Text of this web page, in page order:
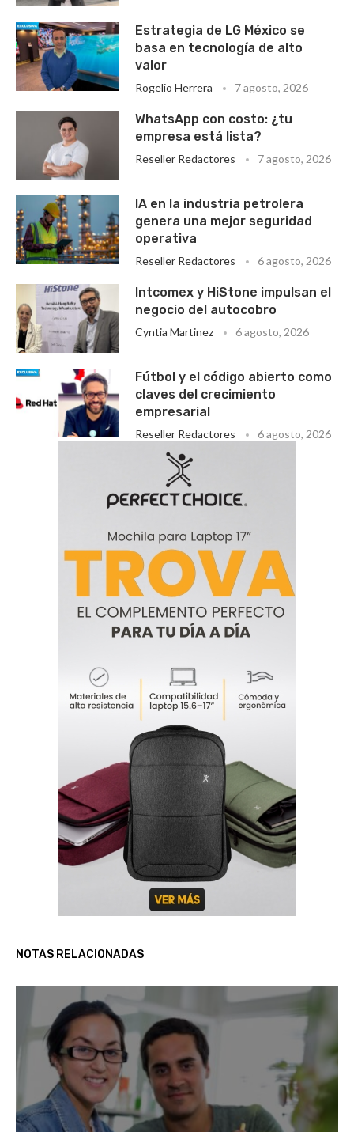
Estrategia de LG México se
basa en tecnología de alto
valor
Rogelio Herrera 7 agosto, 2026
WhatsApp con costo: ¿tu
empresa está lista?
Reseller Redactores 7 agosto, 2026
IA en la industria petrolera
genera una mejor seguridad
operativa
Reseller Redactores 6 agosto, 2026
Intcomex y HiStone impulsan el
negocio del autocobro
Cyntia Martinez 6 agosto, 2026
Fútbol y el código abierto como
claves del crecimiento
empresarial
Reseller Redactores 6 agosto, 2026
NOTAS RELACIONADAS